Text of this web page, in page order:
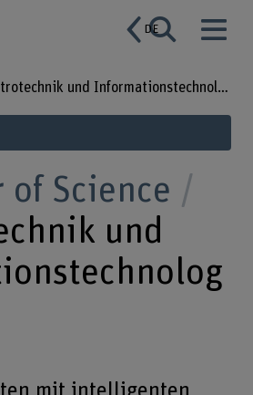
DE
Elektrotechnik und Informationstechnologie
of Science
und